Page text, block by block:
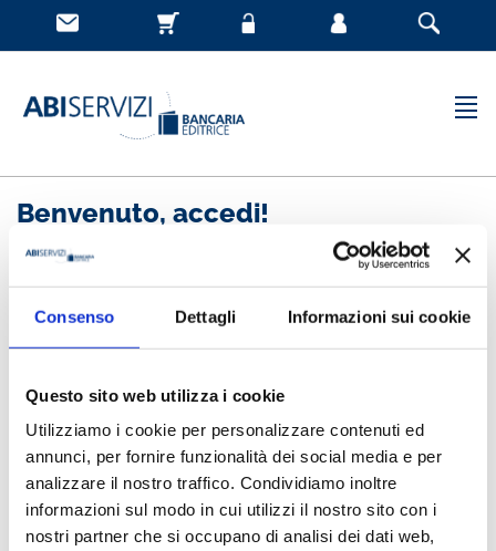
Consenso Dettagli Informazioni sui cookie
Questo sito web utilizza i cookie
Utilizziamo i cookie per personalizzare contenuti ed
annunci, per fornire funzionalità dei social media e per
analizzare il nostro traffico. Condividiamo inoltre
informazioni sul modo in cui utilizzi il nostro sito con i
nostri partner che si occupano di analisi dei dati web,
Benvenuto, accedi!
la storia degli acquisti effettuati